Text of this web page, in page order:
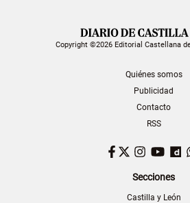
Copyright ©2026 Editorial Castellana
Quiénes somos
Publicidad
Contacto
RSS
Facebook
Twitter
Secciones
Castilla y León